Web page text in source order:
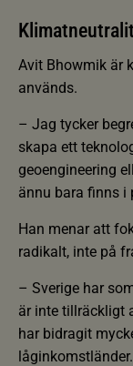
Avit Bhowmik är
används.
– Jag tycker
skapa ett
geoengineering
ännu bara finns i
Han menar att
radikalt, inte på
– Sverige har
är inte tillräckligt
har bidragit
låginkomstländer.